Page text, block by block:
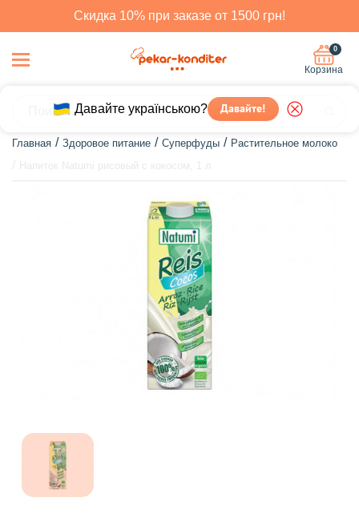
Скидка 10% при заказе от 1500 грн!
Давайте українською? Давайте!
0
Корзина
Главная Здоровое питание Суперфуды
Растительное молоко